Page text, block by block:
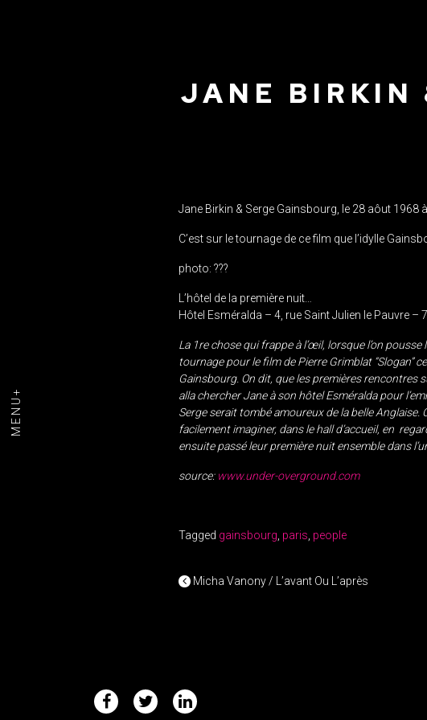
MENU+
JANE BIRKIN
Jane Birkin & Serge Gainsbourg, le 28 aôut 1968
C’est sur le tournage de ce film que l’idylle
photo: ???
L’hôtel de la première nuit…
Hôtel Esméralda – 4, rue Saint Julien le Pauvre
La 1re chose qui frappe à l’œil, lorsque l’on
tournage pour le film de Pierre Grimblat “Slogan”
Gainsbourg. On dit, que les premières rencontres
alla chercher Jane à son hôtel Esméralda pour
Serge serait tombé amoureux de la belle
facilement imaginer, dans le hall d’accueil, en
ensuite passé leur première nuit ensemble dans
source: www.under-overground.com
Tagged gainsbourg paris people
POST
Micha Vanony / L’avant Ou L’après